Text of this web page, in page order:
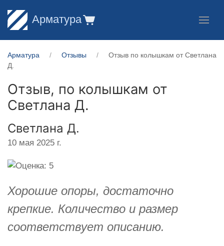
Арматура
Арматура Отзывы
Отзыв по колышкам от Светлана
Д.
Отзыв, по колышкам от
Светлана Д.
Светлана Д.
10 мая 2025 г.
Хорошие опоры, достаточно
крепкие. Количество и размер
соответствует описанию.